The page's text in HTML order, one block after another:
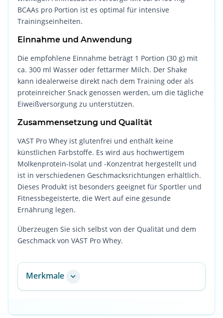
BCAAs pro Portion ist es optimal für intensive
Trainingseinheiten.
Einnahme und Anwendung
Die empfohlene Einnahme beträgt 1 Portion (30 g) mit
ca. 300 ml Wasser oder fettarmer Milch. Der Shake
kann idealerweise direkt nach dem Training oder als
proteinreicher Snack genossen werden, um die tägliche
Eiweißversorgung zu unterstützen.
Zusammensetzung und Qualität
VAST Pro Whey ist glutenfrei und enthält keine
künstlichen Farbstoffe. Es wird aus hochwertigem
Molkenprotein-Isolat und -Konzentrat hergestellt und
ist in verschiedenen Geschmacksrichtungen erhältlich.
Dieses Produkt ist besonders geeignet für Sportler und
Fitnessbegeisterte, die Wert auf eine gesunde
Ernährung legen.
Überzeugen Sie sich selbst von der Qualität und dem
Geschmack von VAST Pro Whey.
Merkmale